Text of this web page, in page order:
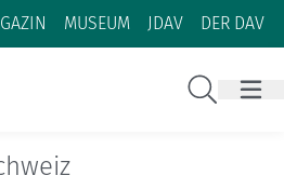
Zum Inhalt
Zur Footer-Navigation
MUSEUM JDAV DER DAV